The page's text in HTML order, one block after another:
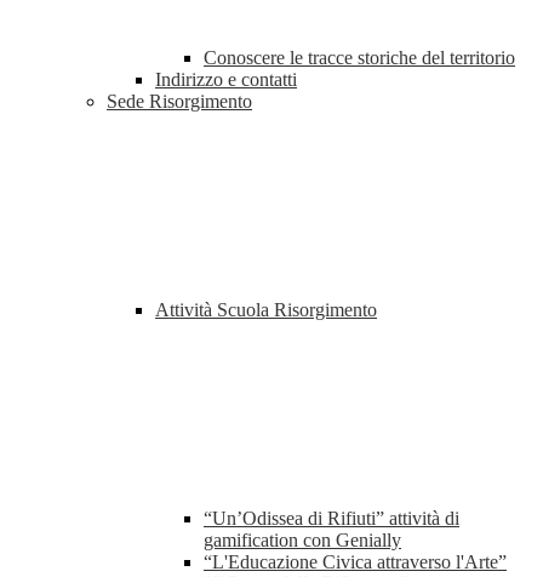
Conoscere le tracce storiche del territorio
Indirizzo e contatti
Sede Risorgimento
Attività Scuola Risorgimento
“Un’Odissea di Rifiuti” attività di
gamification con Genially
“L'Educazione Civica attraverso l'Arte”